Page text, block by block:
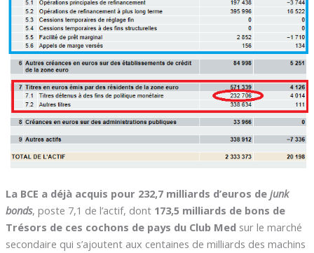
La BCE a déjà acquis pour 232,7 milliards d’euros de junk
bonds, poste 7,1 de l’actif, dont 173,5 milliards de bons de
Trésors de ces cochons de pays du Club Med sur le marché
secondaire qui s’ajoutent aux centaines de milliards des machins